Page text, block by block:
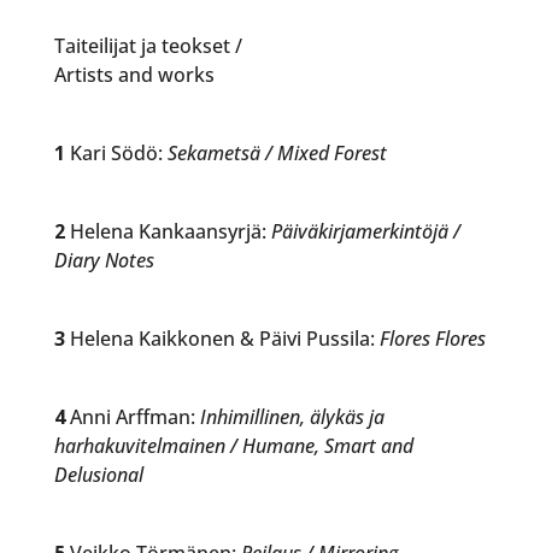
Taiteilijat ja teokset /
Artists and works
1 Kari Södö: Sekametsä / Mixed Forest
2Helena Kankaansyrjä: Päiväkirjamerkintöjä /
Diary Notes
3Helena Kaikkonen & Päivi Pussila: Flores Flores
4Anni Arffman: Inhimillinen, älykäs ja
harhakuvitelmainen / Humane, Smart and
Delusional